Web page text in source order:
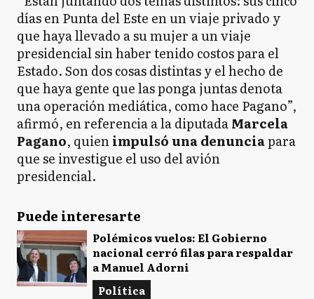
días en Punta del Este en un viaje privado y
que haya llevado a su mujer a un viaje
presidencial sin haber tenido costos para el
Estado. Son dos cosas distintas y el hecho de
que haya gente que las ponga juntas denota
una operación mediática, como hace Pagano”,
afirmó, en referencia a la diputadaMarcela
Pagano, quienimpulsó una denunciapara
que se investigue el uso del avión
presidencial.
Puede interesarte
Polémicos vuelos: El Gobierno
nacional cerró filas para respaldar
a Manuel Adorni
Política